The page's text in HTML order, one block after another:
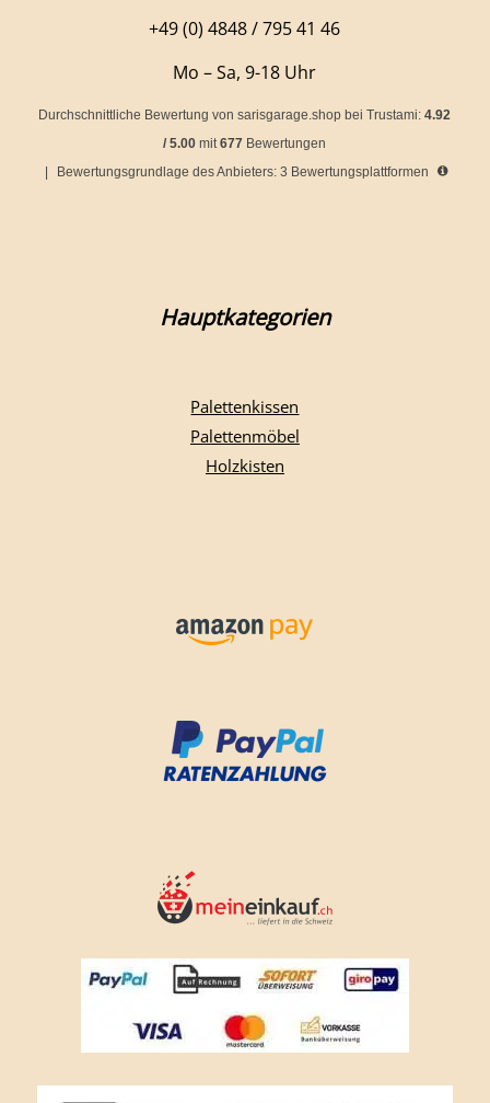
+49 (0) 4848 / 795 41 46
Mo – Sa, 9-18 Uhr
Durchschnittliche Bewertung von sarisgarage.shop bei Trustami:4.92
/5.00 mit677 Bewertungen
Bewertungsgrundlage des Anbieters: 3 Bewertungsplattformen
Hauptkategorien
Palettenkissen
Palettenmöbel
Holzkisten